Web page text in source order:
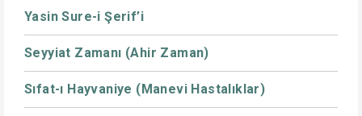
Yasin Sure-i Şerif’i
Seyyiat Zamanı (Ahir Zaman)
Sıfat-ı Hayvaniye (Manevi Hastalıklar)